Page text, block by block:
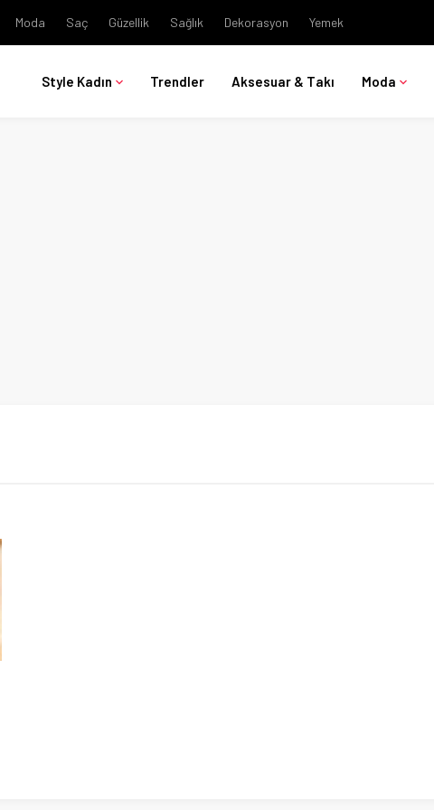
Moda Saç Güzellik Sağlık Dekorasyon Yemek
Style Kadın Trendler Aksesuar & Takı Moda